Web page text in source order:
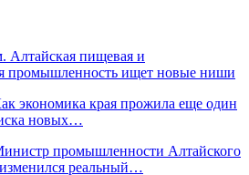
Алтайская пищевая и
промышленность ищет новые ниши
экономика края прожила еще один
новых…
промышленности Алтайского
реальный…